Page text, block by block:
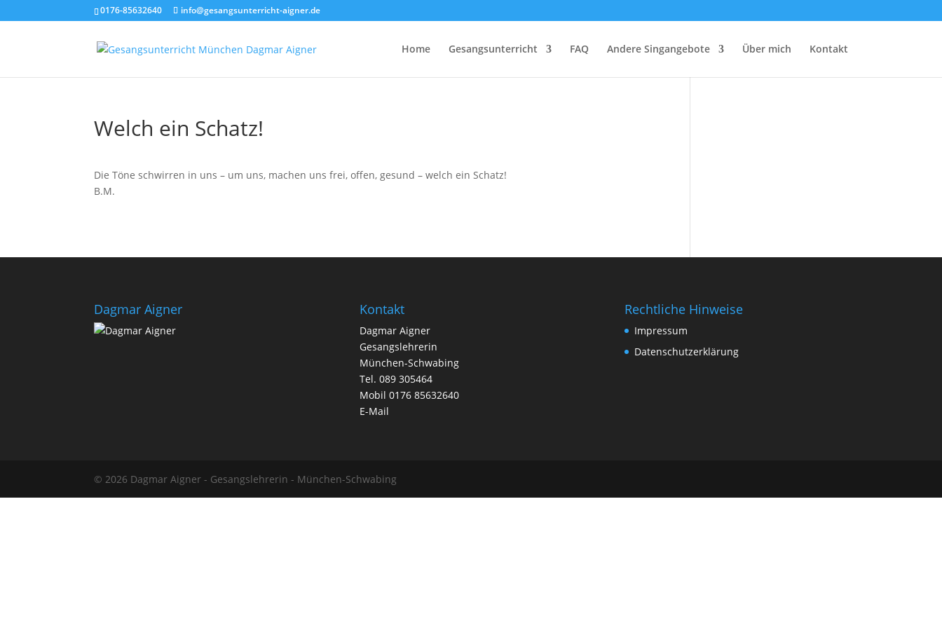
0176-85632640 info@gesangsunterricht-aigner.de
Home Gesangsunterricht FAQ Andere Singangebote Über mich Kontakt
Welch ein Schatz!
Die Töne schwirren in uns – um uns, machen uns frei, offen, gesund – welch ein Schatz!
B.M.
Dagmar Aigner Kontakt
Dagmar Aigner
Gesangslehrerin
München-Schwabing
Tel. 089 305464
Mobil 0176 85632640
E-Mail
Rechtliche Hinweise
Impressum
Datenschutzerklärung
© 2026 Dagmar Aigner - Gesangslehrerin - München-Schwabing